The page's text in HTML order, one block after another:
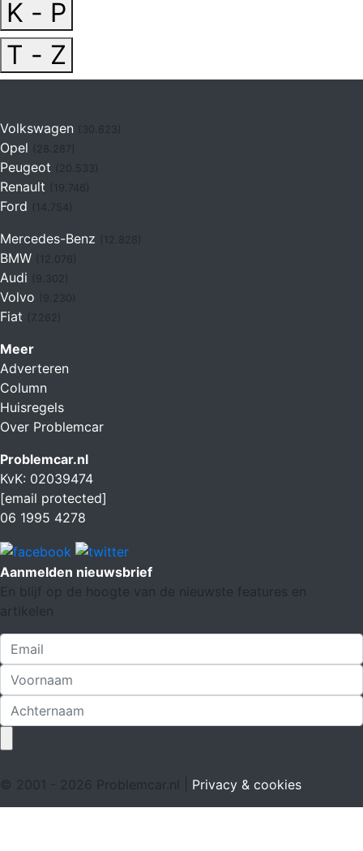
K - P
T - Z
Volkswagen (30.623)
Opel (28.287)
Peugeot (20.533)
Renault (19.746)
Ford (14.754)
Mercedes-Benz (12.828)
BMW (12.076)
Audi (9.302)
Volvo (9.230)
Fiat (7.262)
Meer
Adverteren
Column
Huisregels
Over Problemcar
Problemcar.nl
KvK: 02039474
[email protected]
06 1995 4278
Aanmelden nieuwsbrief
En blijf op de hoogte van de nieuwste features en
artikelen
© 2001 - 2026 Problemcar.nl | Privacy & cookies